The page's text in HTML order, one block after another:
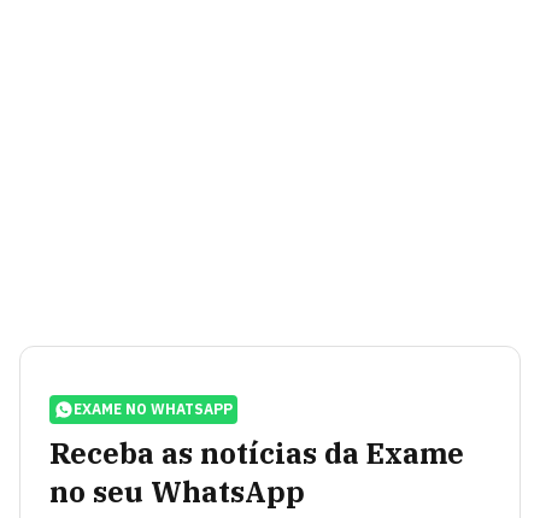
EXAME NO WHATSAPP
Receba as notícias da Exame
no seu WhatsApp